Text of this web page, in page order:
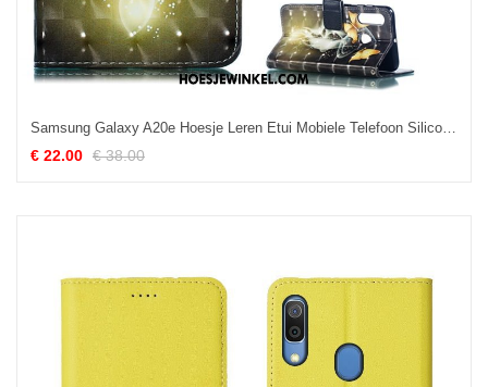
Samsung Galaxy A20e Hoesje Leren Etui Mobiele Telefoon Siliconenhoesje, Samsung Galaxy A20e Hoesje Ster Zwart
€ 22.00 € 38.00